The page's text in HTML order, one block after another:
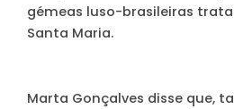
gémeas luso-brasileiras
Santa Maria.
Marta Gonçalves disse que,